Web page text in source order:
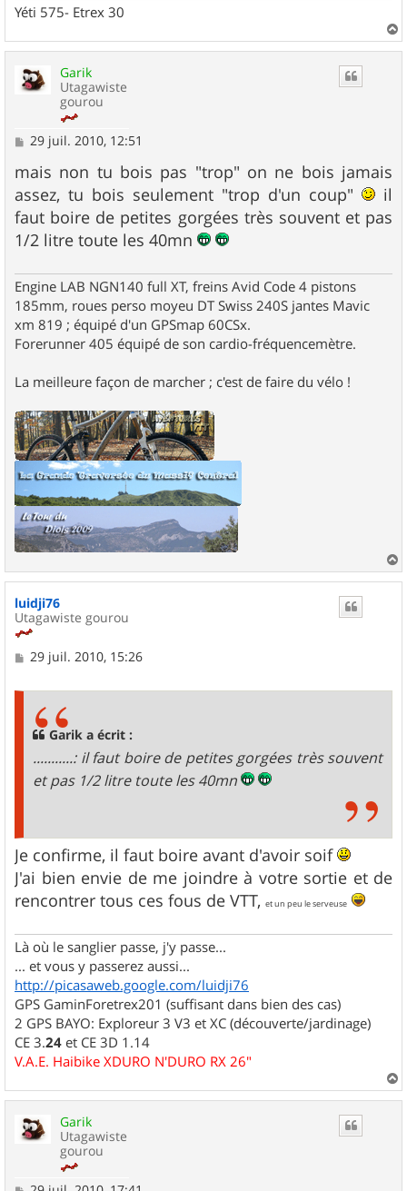
Yéti 575- Etrex 30
a
Garik
Utagawiste
gourou
M
s
s
a
g
e
29 juil. 2010, 12:51
mais non tu bois pas "trop" on ne bois jamais
assez, tu bois seulement "trop d'un coup"
il
faut boire de petites gorgées très souvent et pas
1/2 litre toute les 40mn
Engine LAB NGN140 full XT, freins Avid Code 4 pistons
185mm, roues perso moyeu DT Swiss 240S jantes Mavic
xm 819 ; équipé d'un GPSmap 60CSx.
Forerunner 405 équipé de son cardio-fréquencemètre.
La meilleure façon de marcher ; c'est de faire du vélo !
a
luidji76
Utagawiste gourou
M
29 juil. 2010, 15:26
Garik a écrit :
...........: il faut boire de petites gorgées très souvent
et pas 1/2 litre toute les 40mn
Je confirme, il faut boire avant d'avoir soif
J'ai bien envie de me joindre à votre sortie et de
rencontrer tous ces fous de VTT, et un peu le serveuse
Là où le sanglier passe, j'y passe...
... et vous y passerez aussi...
http://picasaweb.google.com/luidji76
GPS GaminForetrex201 (suffisant dans bien des cas)
2 GPS BAYO: Exploreur 3 V3 et XC (découverte/jardinage)
CE 3.24 et CE 3D 1.14
V.A.E. Haibike XDURO N'DURO RX 26"
a
Garik
Utagawiste
gourou